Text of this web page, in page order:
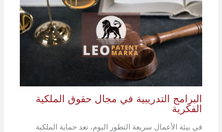
البرامج التدريبية في مجال حقوق الملكية
الفكرية
في بيئة الأعمال سريعة التطور اليوم، تعد حماية الملكية